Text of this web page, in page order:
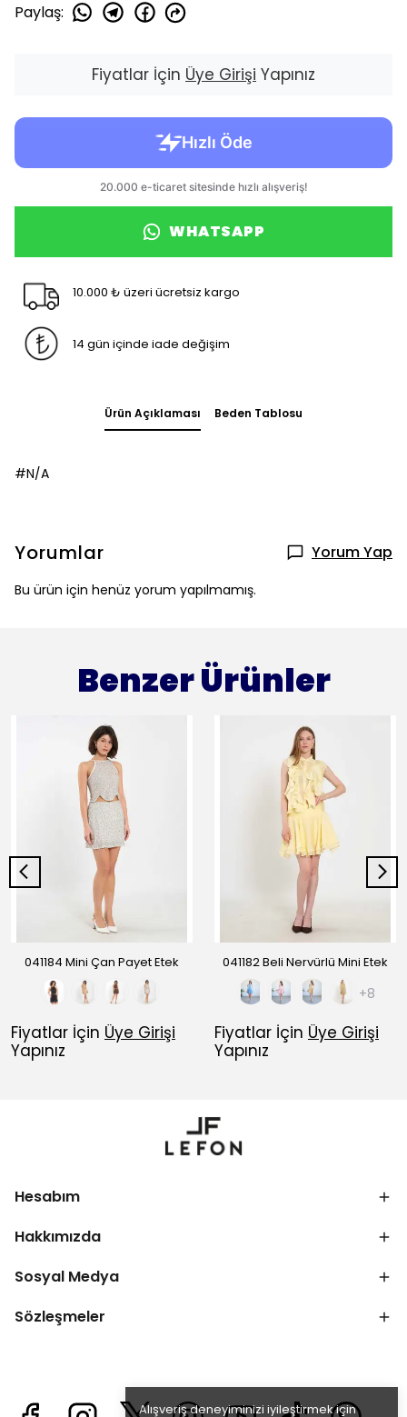
Alışveriş deneyiminizi iyileştirmek için
Paylaş:
Fiyatlar İçin Üye Girişi Yapınız
WHATSAPP
10.000 ₺ üzeri ücretsiz kargo
14 gün içinde iade değişim
Ürün Açıklaması Beden Tablosu
#N/A
Yorumlar Yorum Yap
Bu ürün için henüz yorum yapılmamış.
Benzer Ürünler
041184 Mini Çan Payet Etek
Fiyatlar İçin Üye Girişi
Yapınız
041182 Beli Nervürlü Mini Etek
+8
Fiyatlar İçin Üye Girişi
Yapınız
Hesabım
Hakkımızda
Sosyal Medya
Sözleşmeler